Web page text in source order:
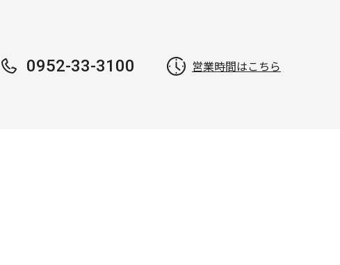
0952-33-3100 営業時間はこちら